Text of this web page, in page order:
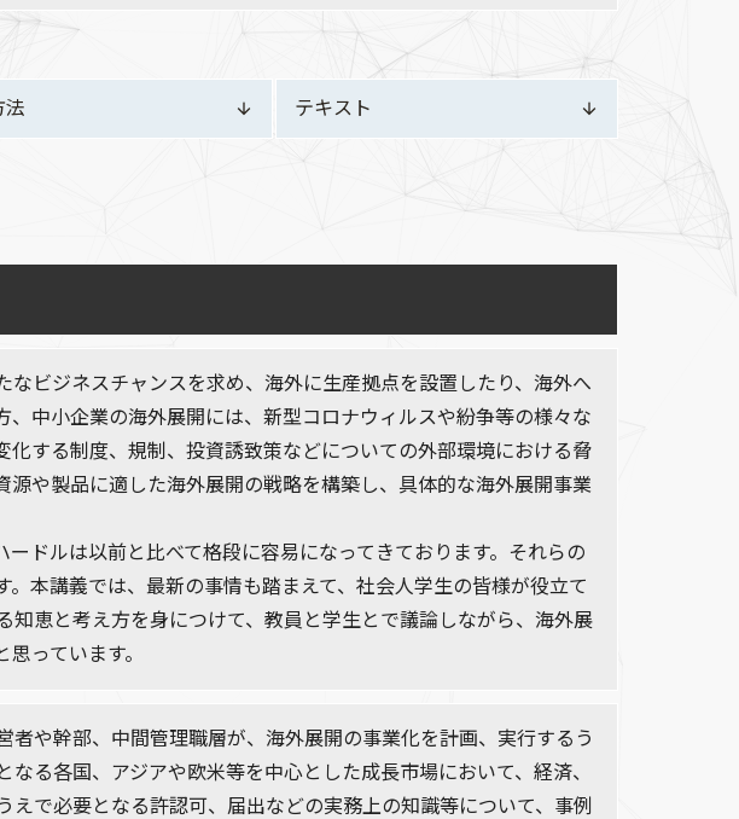
法 テキスト
ビジネスチャンスを求め、海外に生産拠点を設置したり、海外へ
中小企業の海外展開には、新型コロナウィルスや紛争等の様々な
する制度、規制、投資誘致策などについての外部環境における脅
や製品に適した海外展開の戦略を構築し、具体的な海外展開事業
ドルは以前と比べて格段に容易になってきております。それらの
本講義では、最新の事情も踏まえて、社会人学生の皆様が役立て
知恵と考え方を身につけて、教員と学生とで議論しながら、海外展
っています。
者や幹部、中間管理職層が、海外展開の事業化を計画、実行するう
る各国、アジアや欧米等を中心とした成長市場において、経済、
で必要となる許認可、届出などの実務上の知識等について、事例